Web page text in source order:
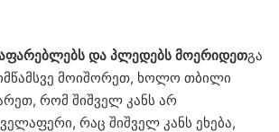
და პლედებს მოერიდეთგა
მოიშორეთ, ხოლო თბილი
რომ შიშველ კანს არ
რაც შიშველ კანს ეხება,